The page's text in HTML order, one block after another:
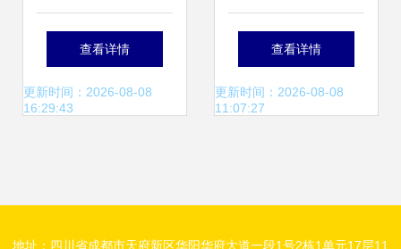
用户体验为核心，
打造卓越数字形象
查看详情
更新时间：2026-08-08
16:29:43
专业商贸网站的视
觉与功能利器
查看详情
更新时间：2026-08-08
11:07:27
地址：四川省成都市天府新区华阳华府大道一段1号2栋1单元17层11